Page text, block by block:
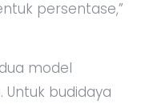
persentase,”
model
Untuk budidaya